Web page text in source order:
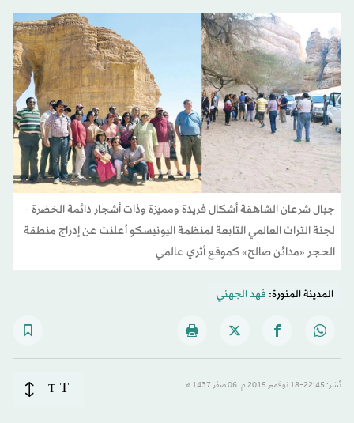
جبال شرعان الشاهقة أشكال فريدة ومميزة وذات أشجار دائمة الخضرة -
لجنة التراث العالمي التابعة لمنظمة اليونيسكو أعلنت عن إدراج منطقة
الحجر «مدائن صالح» كموقع أثري عالمي
المدينة المنورة: فهد الجهني
نُشر: 22:45-18 نوفمبر 2015 م ـ 06 صفَر 1437 هـ T
T